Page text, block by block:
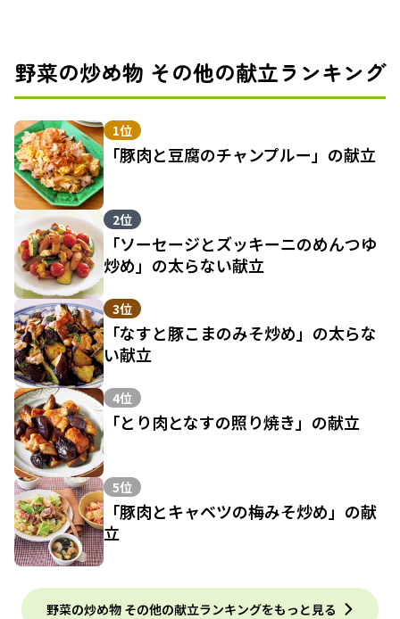
野菜の炒め物 その他の献立ランキング
1位
「豚肉と豆腐のチャンプルー」の献立
2位
「ソーセージとズッキーニのめんつゆ
炒め」の太らない献立
3位
「なすと豚こまのみそ炒め」の太らな
い献立
4位
「とり肉となすの照り焼き」の献立
5位
「豚肉とキャベツの梅みそ炒め」の献
立
野菜の炒め物 その他の献立ランキングをもっと見る